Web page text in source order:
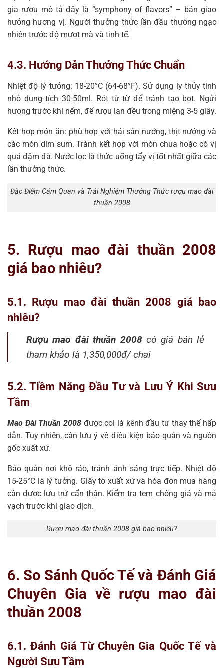
gia rượu mô tả đây là “symphony of flavors” – bản giao
hưởng hương vị. Người thưởng thức lần đầu thường ngạc
nhiên trước độ mượt mà và tinh tế.
4.3. Hướng Dẫn Thưởng Thức Chuẩn
Nhiệt độ lý tưởng: 18-20°C (64-68°F). Sử dụng ly thủy tinh
nhỏ dung tích 30-50ml. Rót từ từ để tránh tạo bọt. Ngửi
hương trước khi nếm, để rượu lan đều trong miệng 3-5 giây.
Kết hợp món ăn: phù hợp với hải sản nướng, thịt nướng và
các món dim sum. Tránh kết hợp với món chua hoặc có vị
quá đậm đà. Nước lọc là thức uống tẩy vị tốt nhất giữa các
lần thưởng thức.
Đặc Điểm Cảm Quan và Trải Nghiệm Thưởng Thức rượu mao đài
thuần 2008
5. Rượu mao đài thuần 2008
giá bao nhiêu?
5.1. Rượu mao đài thuần 2008 giá bao
nhiêu?
Rượu mao đài thuần 2008 có giá bán lẻ
tham khảo là 1,350,000đ/ chai
5.2. Tiềm Năng Đầu Tư và Lưu Ý Khi Sưu
Tầm
Mao Đài Thuần 2008 được coi là kênh đầu tư thay thế hấp
dẫn. Tuy nhiên, cần lưu ý về điều kiện bảo quản và nguồn
gốc xuất xứ.
Bảo quản nơi khô ráo, tránh ánh sáng trực tiếp. Nhiệt độ
15-25°C là lý tưởng. Giấy tờ xuất xứ và hóa đơn mua hàng
cần được lưu trữ cẩn thận. Kiểm tra tem chống giả và mã
vạch trước khi giao dịch.
Rượu mao đài thuần 2008 giá bao nhiêu?
6. So Sánh Quốc Tế và Đánh Giá
Chuyên Gia về rượu mao đài
thuần 2008
6.1. Đánh Giá Từ Chuyên Gia Quốc Tế và
Người Sưu Tầm